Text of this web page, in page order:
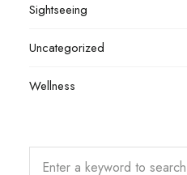
Sightseeing
Uncategorized
Wellness